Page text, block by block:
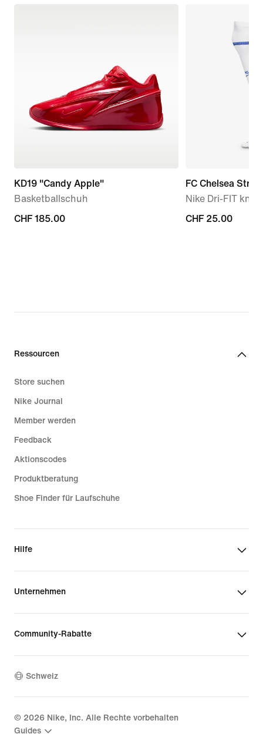
KD19 "Candy Apple"
Basketballschuh
CHF 185.00
CHF 185.00
FC Chelsea
Nike Dri-FIT
CHF 25.00
CHF 25.00
Ressourcen
Store suchen
Nike Journal
Member werden
Feedback
Aktionscodes
Produktberatung
Shoe Finder für Laufschuhe
Hilfe
Unternehmen
Community-Rabatte
Schweiz
© 2026 Nike, Inc. Alle Rechte vorbehalten
Guides